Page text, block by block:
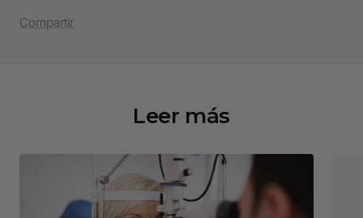
Compartir
Leer más